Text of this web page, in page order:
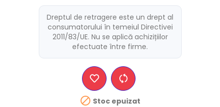
Dreptul de retragere este un drept al
consumatorului în temeiul Directivei
2011/83/UE. Nu se aplică achizițiilor
efectuate între firme.
 Stoc epuizat